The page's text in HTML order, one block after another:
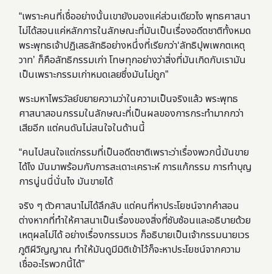
“เพราะคนที่เชื่ออย่างนั้นเขายังมองแค่ส่วนเดียวไง พุทธศาสนา
ไม่ได้สอนแค่หลักการในลักษณะที่มันเป็นเรื่องอดีตชาติทั้งหมด
พระพุทธเจ้าปฏิเสธลัทธิอย่างหนึ่งที่เรียกว่า‘ลัทธิปุพเพกตเหตุ
วาท’ ก็คือลัทธิกรรมเก่า โทษทุกอย่างว่าสิ่งที่มันเกิดกับเรามัน
เป็นเพราะกรรมเก่าหมดเลยซึ่งมันไม่ถูก”
พระมหาไพรวัลย์ขยายความว่าในความเป็นจริงแล้ว พระพุทธ
ศาสนาสอนกรรมในลักษณะที่เป็นผลของการกระทำมากกว่า
เสียอีก แต่คนดันไม่สนใจในด้านนี้
“คนไปสนใจแต่กรรมที่เป็นอดีตชาติเพราะว่าเรื่องพวกนี้มันขาย
ได้ไง มันมาพร้อมกับการสะเดาะเคราะห์ การแก้กรรม การทำบุญ
การนู่นนี่นั่นไง มันขายได้
จริง ๆ ตัวศาสนาไม่ได้ลึกลับ แต่คนที่หาประโยชน์จากคำสอน
ต่างหากที่ทำให้ศาสนาเป็นเรื่องของสิ่งที่ซับซ้อนและอธิบายด้วย
เหตุผลไม่ได้ อย่างเรื่องกรรมเวร ก็อธิบายเป็นเจ้ากรรมนายเวร
ภูติผีวิญญาณ ทำให้มันดูมีมิติเข้าไว้ก็จะหาประโยชน์จากความ
เชื่ออะไรพวกนี้ได้”